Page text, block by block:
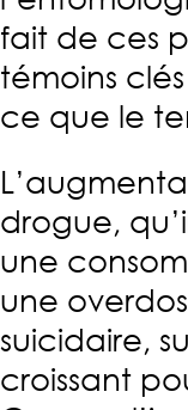
fait de ces
témoins
ce que le
drogue,
une
une
suicidaire,
croissant